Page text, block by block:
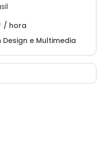
/ hora
e Multimedia